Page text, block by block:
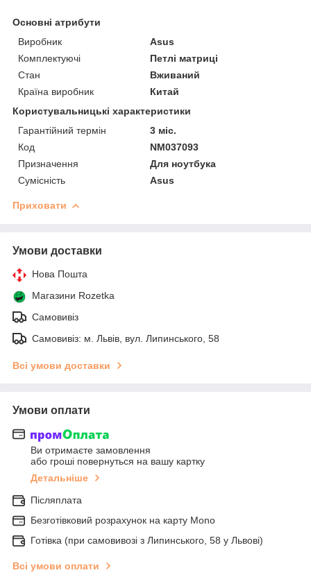
Основні атрибути
Виробник
Asus
Комплектуючі
Петлі матриці
Стан
Вживаний
Країна виробник
Китай
Користувальницькі характеристики
Гарантійний термін
3 міс.
Код
NM037093
Призначення
Для ноутбука
Сумісність
Asus
Приховати
Умови доставки
Нова Пошта
Магазини Rozetka
Самовивіз
Самовивіз: м. Львів, вул. Липинського, 58
Всі умови доставки
Умови оплати
Ви отримаєте замовлення
або гроші повернуться на вашу картку
Детальніше
Післяплата
Безготівковий розрахунок на карту Mono
Готівка (при самовивозі з Липинського, 58 у Львові)
Всі умови оплати